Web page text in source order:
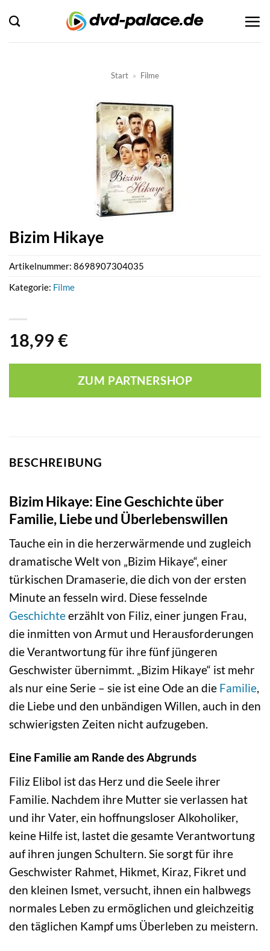
Inhalt
springen
Start » Filme
Bizim Hikaye
18,99 €
ZUM PARTNERSHOP
Artikelnummer: 8698907304035
Kategorie: Filme
BESCHREIBUNG
Bizim Hikaye: Eine Geschichte über
Familie, Liebe und Überlebenswillen
Tauche ein in die herzerwärmende und zugleich
dramatische Welt von „Bizim Hikaye“, einer
türkischen Dramaserie, die dich von der ersten
Minute an fesseln wird. Diese fesselnde
Geschichteerzählt von Filiz, einer jungen Frau,
die inmitten von Armut und Herausforderungen
die Verantwortung für ihre fünf jüngeren
Geschwister übernimmt. „Bizim Hikaye“ ist mehr
als nur eine Serie – sie ist eine Ode an die Familie,
die Liebe und den unbändigen Willen, auch in den
schwierigsten Zeiten nicht aufzugeben.
Eine Familie am Rande des Abgrunds
Filiz Elibol ist das Herz und die Seele ihrer
Familie. Nachdem ihre Mutter sie verlassen hat
und ihr Vater, ein hoffnungsloser Alkoholiker,
keine Hilfe ist, lastet die gesamte Verantwortung
auf ihren jungen Schultern. Sie sorgt für ihre
Geschwister Rahmet, Hikmet, Kiraz, Fikret und
den kleinen Ismet, versucht, ihnen ein halbwegs
normales Leben zu ermöglichen und gleichzeitig
den täglichen Kampf ums Überleben zu meistern.